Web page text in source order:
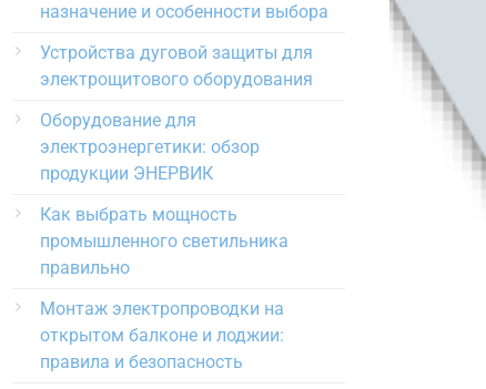
назначение и особенности выбора
Устройства дуговой защиты для
электрощитового оборудования
Оборудование для
электроэнергетики: обзор
продукции ЭНЕРВИК
Как выбрать мощность
промышленного светильника
правильно
Монтаж электропроводки на
открытом балконе и лоджии:
правила и безопасность